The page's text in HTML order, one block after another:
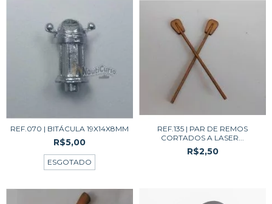
REF.070 | BITÁCULA 19X14X8MM
R$5,00
ESGOTADO
REF.135 | PAR DE REMOS
CORTADOS A LASER...
R$2,50